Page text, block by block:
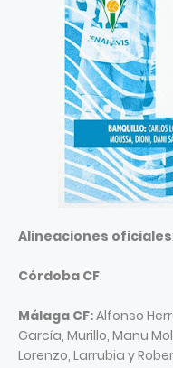
Alineaciones oficiales:
Córdoba CF:
Málaga CF:Alfonso
García, Murillo, Manu
Lorenzo, Larrubia y